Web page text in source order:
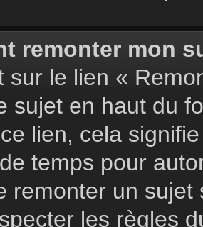
remonter mon
sur le lien «
sujet en haut du
lien, cela
temps pour
remonter un
les règles